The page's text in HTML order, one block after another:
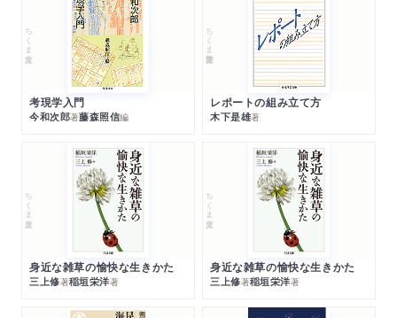
ちくま文庫
考現学入門
今和次郎著藤森照信編
ちくま学芸文庫
レポートの組み立て方
木下是雄著
ちくま文庫
身近な雑草の愉快な生きかた
三上修著稲垣栄洋著
ちくま文庫
身近な雑草の愉快な生きかた
三上修著稲垣栄洋著